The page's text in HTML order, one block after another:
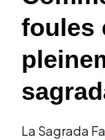
foules
La Sagrada